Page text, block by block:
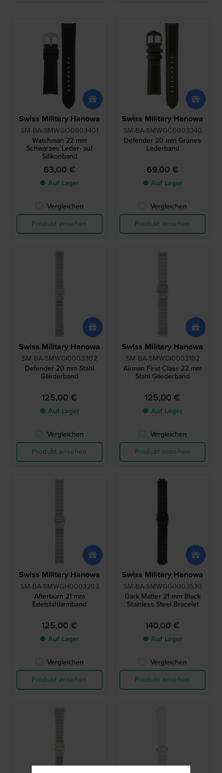
Swiss Military Hanowa
SM-BA-SMWGO0003401
Watchman 22 mm
Schwarzes Leder- auf
Silikonband
63,00 €
● Auf Lager
Vergleichen
Produkt ansehen
Swiss Military Hanowa
SM-BA-SMWGC0003340
Defender 20 mm Grünes
Lederband
69,00 €
● Auf Lager
Vergleichen
Produkt ansehen
Swiss Military Hanowa
SM-BA-SMWGI0003302
Defender 20 mm Stahl
Gliederband
125,00 €
● Auf Lager
Vergleichen
Produkt ansehen
Swiss Military Hanowa
SM-BA-SMWGI0003102
Airman First Class 22 mm
Stahl Gliederband
125,00 €
● Auf Lager
Vergleichen
Produkt ansehen
Swiss Military Hanowa
SM-BA-SMWGH0003203
Afterburn 21 mm
Edelstahlarmband
125,00 €
● Auf Lager
Vergleichen
Produkt ansehen
Swiss Military Hanowa
SM-BA-SMWGG0003530
Dark Matter 21 mm Black
Stainless Steel Bracelet
140,00 €
● Auf Lager
Vergleichen
Produkt ansehen